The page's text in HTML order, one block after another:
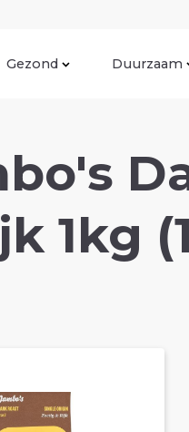
Gezond Duurzaam
1kg